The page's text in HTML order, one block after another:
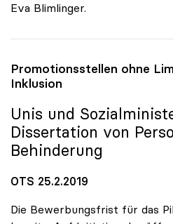
Eva Blimlinger.
Promotionsstellen ohne
Inklusion
Unis und
Dissertation von
Behinderung
OTS 25.2.2019
Die Bewerbungsfrist für das